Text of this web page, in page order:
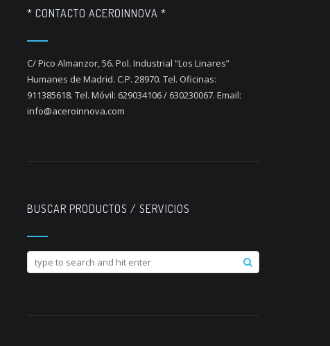
* CONTACTO ACEROINNOVA *
C/ Pico Almanzor, 56. Pol. Industrial “Los Linares”
Humanes de Madrid. C.P. 28970. Tel. Oficinas:
911385618. Tel. Móvil: 629034106 / 630230067. Email:
info@aceroinnova.com
BUSCAR PRODUCTOS / SERVICIOS